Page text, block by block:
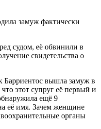
замуж фактически
судом, её обвинили в
свидетельства о
Барриентос вышла замуж в
этот супруг её первый и
ещё 9
её имя. Зачем женщине
органы